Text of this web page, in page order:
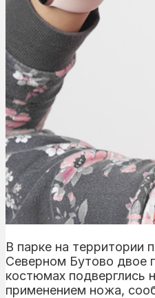
В парке на территории
Северном Бутово двое
костюмах подверглись
применением ножа,